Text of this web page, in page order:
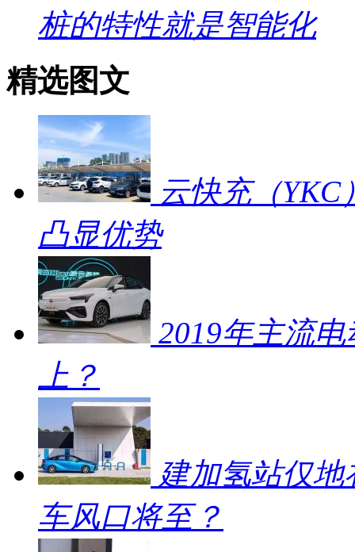
桩的特性就是智能化
精选图文
云快充（YKC
凸显优势
2019年主流
上？
建加氢站仅地
车风口将至？